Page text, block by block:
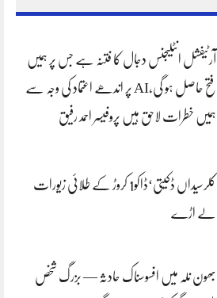
آرٹیفشل انٹلیجنس دجال کا فتنہ ہے جس پر ہمیں
فتح حاصل ہو گی،AI پر اندھے اعتماد کی وجہ سے
ہمیں خطرات لاحق ہیں پروفیسر احمد رفیق
کلرسیداں ڈکیتی‘ڈاکو1 کروڑ کے طلائی زیورات
لے اڑے
بھون نلہ میں افسوسناک حادثہ — بزرگ شخص